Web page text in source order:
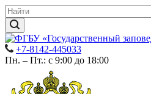
+7-8142-445033
Пн. – Пт.: с 9:00 до 18:00